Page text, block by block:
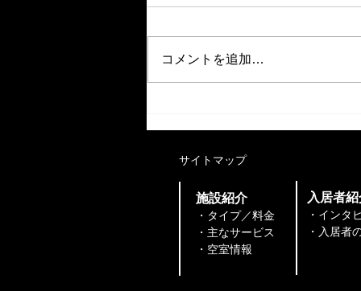
飛躍したい女性起業家へ。
コメントを追加…
​サイトマップ
​施設紹介
・タイプ／料金
・主なサービス
​​・空室情報
入居者紹
・インタ
・入居者